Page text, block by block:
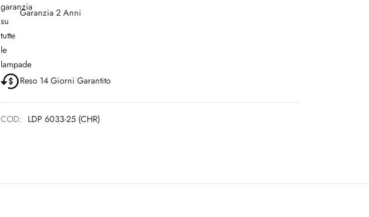
Garanzia 2 Anni
Reso 14 Giorni Garantito
COD: LDP 6033-25 (CHR)